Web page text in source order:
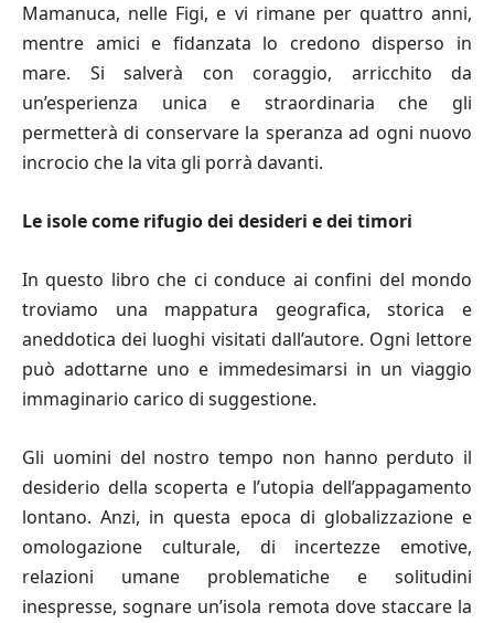
Mamanuca, nelle Figi, e vi rimane per quattro anni,
mentre amici e fidanzata lo credono disperso in
mare. Si salverà con coraggio, arricchito da
un’esperienza unica e straordinaria che gli
permetterà di conservare la speranza ad ogni nuovo
incrocio che la vita gli porrà davanti.
Le isole come rifugio dei desideri e dei timori
In questo libro che ci conduce ai confini del mondo
troviamo una mappatura geografica, storica e
aneddotica dei luoghi visitati dall’autore. Ogni lettore
può adottarne uno e immedesimarsi in un viaggio
immaginario carico di suggestione.
Gli uomini del nostro tempo non hanno perduto il
desiderio della scoperta e l’utopia dell’appagamento
lontano. Anzi, in questa epoca di globalizzazione e
omologazione culturale, di incertezze emotive,
relazioni umane problematiche e solitudini
inespresse, sognare un’isola remota dove staccare la